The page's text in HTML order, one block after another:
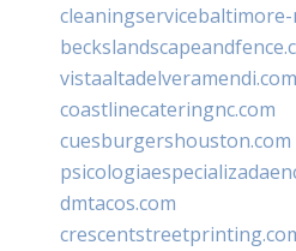
cleaningservicebaltimore-
vistaaltadelveramendi.com
coastlinecateringnc.com
cuesburgershouston.com
dmtacos.com